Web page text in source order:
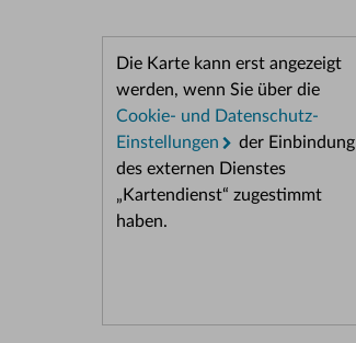
Die Karte kann erst angezeigt
werden, wenn Sie über die
Cookie- und Datenschutz-
Einstellungen
der Einbindung
des externen Dienstes
„Kartendienst“ zugestimmt
haben.